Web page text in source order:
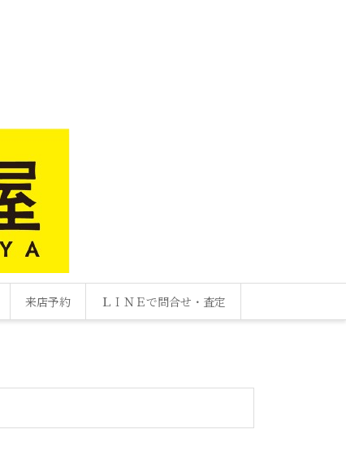
来店予約 ＬＩＮＥで問合せ・査定